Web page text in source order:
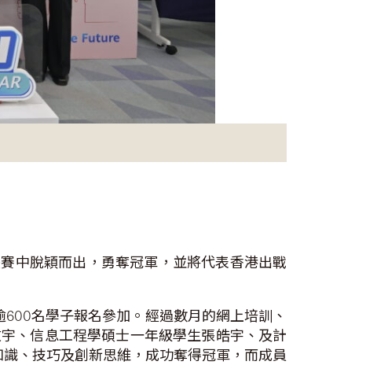
中脫穎而出，勇奪冠軍，並將代表香港出戰
名學子報名參加。經過數月的網上培訓、
、信息工程學碩士一年級學生張皓宇、及計
、技巧及創新思維，成功奪得冠軍，而成員